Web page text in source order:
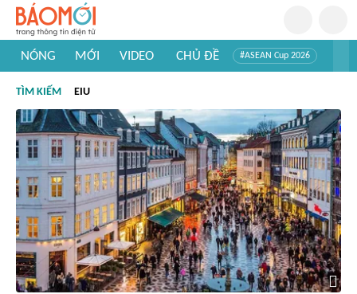
NÓNG MỚI VIDEO CHỦ ĐỀ #ASEAN Cup 2026
#Khám phá thế giới
TÌM KIẾM EIU